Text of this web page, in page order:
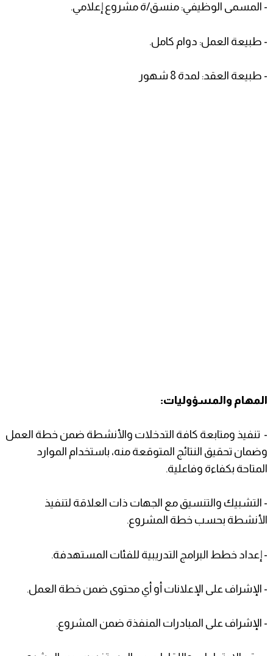
- المسمى الوظيفي: منسق/ة مشروع إعلامي.
- طبيعة العمل: دوام كامل.
- طبيعة العقد: لمدة 8 شهور
المهام والمسؤوليات:
- تنفيذ ومتابعة كافة التدخلات والأنشطة ضمن خطة العمل
وضمان تحقيق النتائج المتوقعة منه، باستخدام الموارد
المتاحة بكفاءة وفاعلية.
- التشبيك والتنسيق مع الجهات ذات العلاقة لتنفيذ
الأنشطة بحسب خطة المشروع.
- إعداد خطط البرامج التدريبية للفئات المستهدفة.
- الإشراف على الإعلانات أو أي محتوى ضمن خطة العمل.
- الإشراف على المبادرات المنفذة ضمن المشروع.